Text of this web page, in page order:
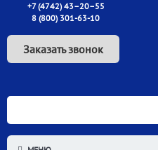
+7 (4742) 43–20–55
8 (800) 301-63-10
Заказать звонок